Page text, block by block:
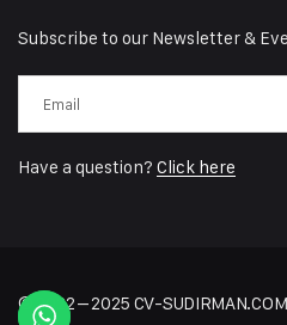
Subscribe to our Newsletter &
Have a question? Click here
© 2022 – 2025 CV-SUDIRMAN.COM